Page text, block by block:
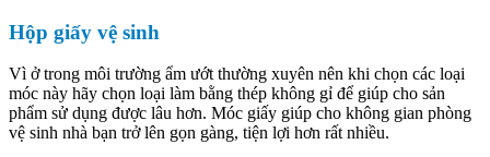
Hộp giấy vệ sinh
Vì ở trong môi trường ẩm ướt thường xuyên nên khi chọn các loại
móc này hãy chọn loại làm bằng thép không gỉ để giúp cho sản
phẩm sử dụng được lâu hơn. Móc giấy giúp cho không gian phòng
vệ sinh nhà bạn trở lên gọn gàng, tiện lợi hơn rất nhiều.